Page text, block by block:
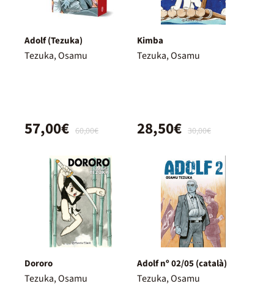
Adolf (Tezuka)
Tezuka, Osamu
60,00€
57,00€
Kimba
Tezuka, Osamu
30,00€
28,50€
Dororo
Tezuka, Osamu
Adolf nº 02/05 (català)
Tezuka, Osamu